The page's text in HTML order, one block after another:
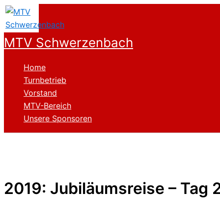
Zum
Inhalt
springen
MTV Schwerzenbach
Home
Turnbetrieb
Vorstand
MTV-Bereich
Unsere Sponsoren
2019: Jubiläumsreise – Tag